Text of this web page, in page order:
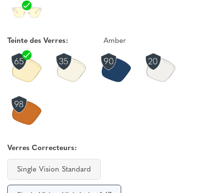
Teinte des Verres: Amber
Verres Correcteurs:
Single Vision Standard